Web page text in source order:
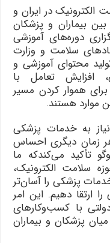
الکترونیک در ایران و
بیماران و پزشکان
دوره‌های آموزشی
سلامت و وزارت
محتوای آموزشی و
افزایش تعامل با
هموار کردن مسیر
موارد هستند.
به خدمات پزشکی
زمان دیگری احساس
تأکید می‌کندکه ما
سلامت الکترونیک،
پزشکی را آسان‌تر
ارتقا دهیم. این امر
با کسب‌وکارهای
پزشکان و بیماران